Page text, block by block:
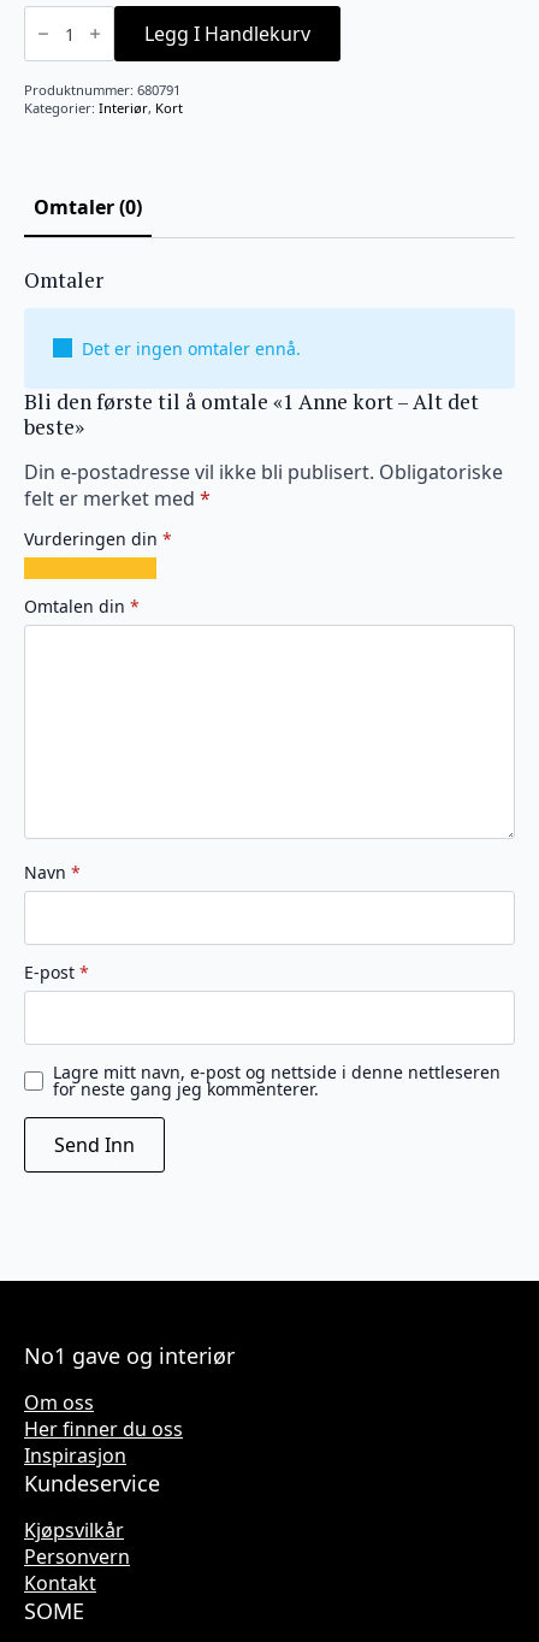
1
Anne
-
Alt
det
beste
Legg I Handlekurv
Produktnummer: 680791
Kategorier: Interiør, Kort
Omtaler (0)
Omtaler
Det er ingen omtaler ennå.
Bli den første til å omtale «1 Anne kort – Alt det
beste»
Din e-postadresse vil ikke bli publisert. Obligatoriske
felt er merket med *
Vurderingen din *
av
5
av
5
av
5
av
5
av
5
Omtalen din *
Navn *
E-post *
Lagre mitt navn, e-post og nettside i denne nettleseren
for neste gang jeg kommenterer.
No1 gave og interiør
Om oss
Her finner du oss
Inspirasjon
Kundeservice
Kjøpsvilkår
Personvern
Kontakt
SOME